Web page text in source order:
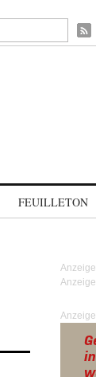
FEUILLETON
Anzeige